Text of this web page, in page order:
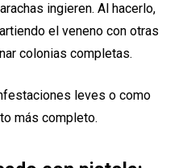
ingieren. Al hacerlo,
el veneno con otras
colonias completas.
leves o como
más completo.